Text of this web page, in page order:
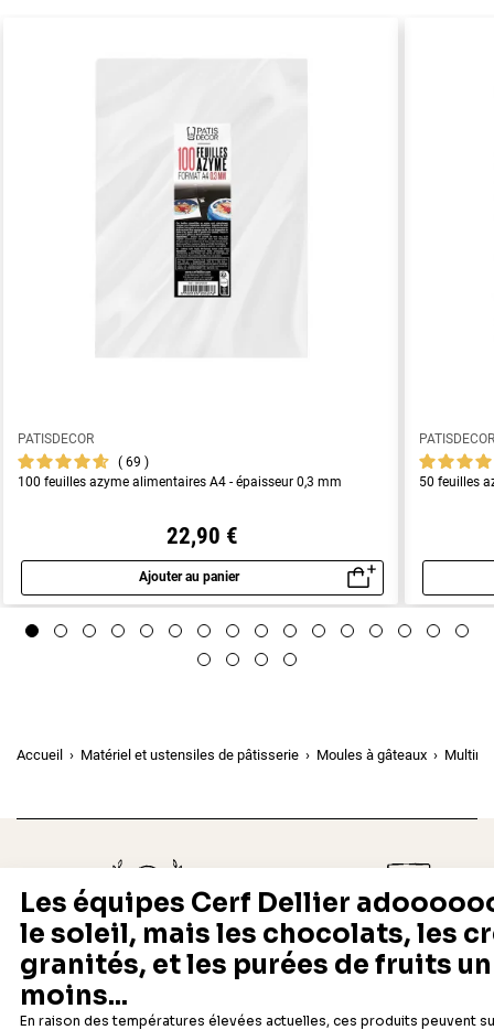
PATISDECOR
69
100 feuilles azyme alimentaires A4 - épaisseur 0,3 mm
22,90 €
Ajouter au panier
Aperçu rapide
50 feuilles
Accueil Matériel et ustensiles de pâtisserie Moules à gâteaux
Depuis 1932
Fabricant français reconnu
Livraison rapide 24/48h
Offerte dès 69 € en point